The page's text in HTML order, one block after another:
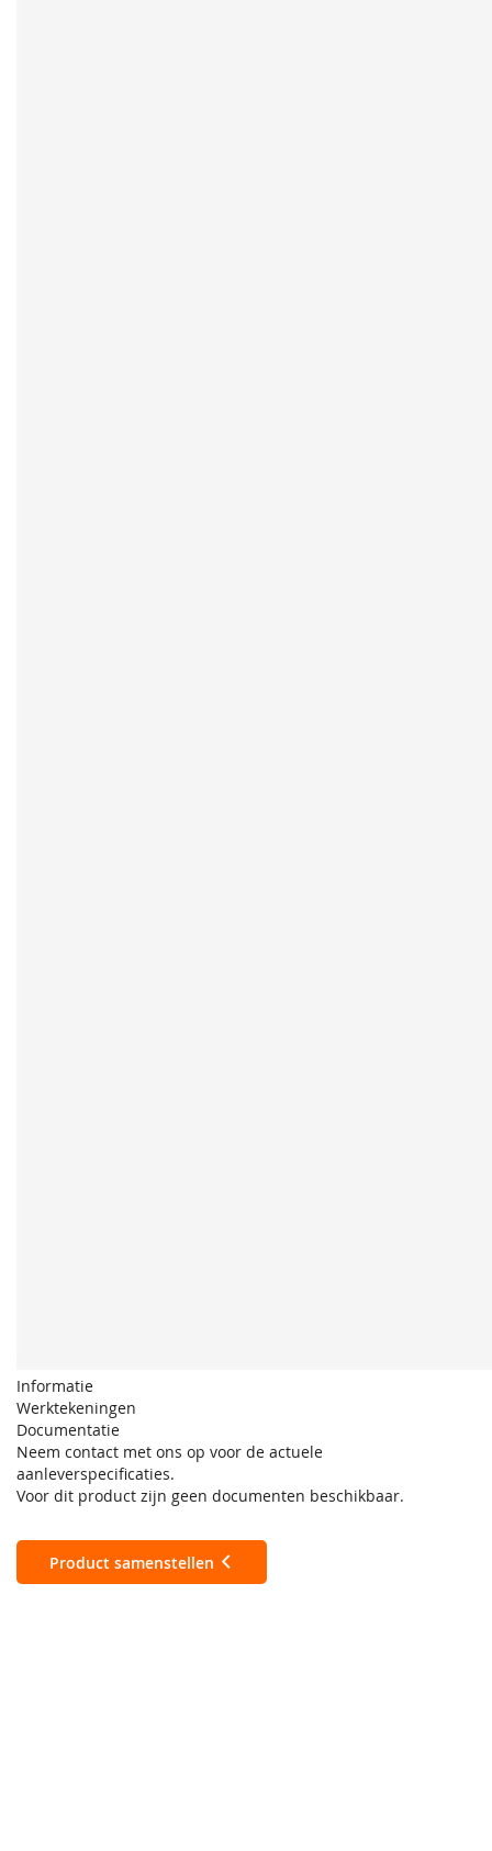
Informatie
Werktekeningen
Documentatie
Neem contact met ons op voor de actuele
aanleverspecificaties.
Voor dit product zijn geen documenten beschikbaar.
Product samenstellen